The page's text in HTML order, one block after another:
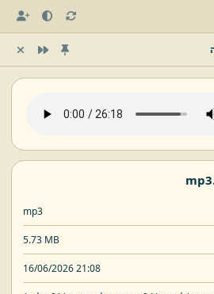
mp3
mp3
5.73 MB
16/06/2026 21:08